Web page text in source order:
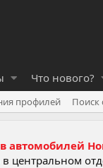
Что нового?
профилей Поиск
автомобилей
в центральном